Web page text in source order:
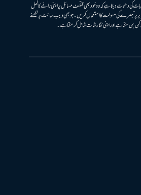
کی دعوت دیتا ہے کہ وہ خود بھی مختلف مسائل پر اپنی رائے کا کھل
پر تبصرے کی سہولت کا استعمال کریں۔ جو بھی ویب سائٹ پر لکھنے
رکن بن سکتا ہے اور اپنی نگارشات شامل کرسکتا ہے۔